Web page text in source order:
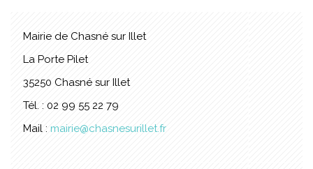
Mairie de Chasné sur Illet
La Porte Pilet
35250 Chasné sur Illet
Tél. : 02 99 55 22 79
Mail : mairie@chasnesurillet.fr